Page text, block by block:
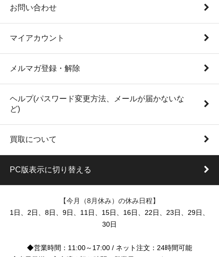
お問い合わせ
マイアカウント
メルマガ登録・解除
ヘルプ(パスワード変更方法、メールが届かないな
ど)
買取について
PC版表示に切り替える
【今月（8月休み）の休み日程】
1日、2日、8日、9日、11日、15日、16日、22日、23日、29日、
30日
◆営業時間：11:00～17:00 / ネット注文：24時間可能